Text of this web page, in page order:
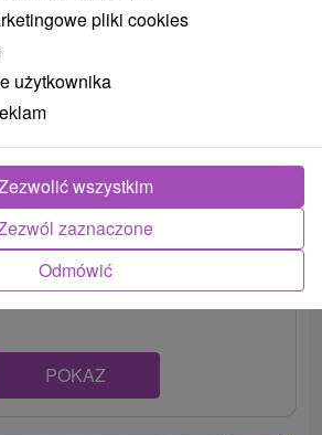
Michal
chatky Patrícia sú súčasťou
Michal. Hostia sa môžu
POKAZ
pliki cookies
użytkownika
Odmówić
zaznaczone
wszystkim